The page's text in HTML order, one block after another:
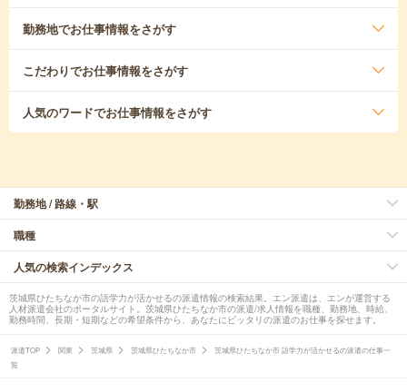
勤務地でお仕事情報をさがす
こだわりでお仕事情報をさがす
人気のワードでお仕事情報をさがす
勤務地 / 路線・駅
職種
人気の検索インデックス
茨城県ひたちなか市の語学力が活かせるの派遣情報の検索結果。エン派遣は、エンが運営する
人材派遣会社のポータルサイト。茨城県ひたちなか市の派遣/求人情報を職種、勤務地、時給、
勤務時間、長期・短期などの希望条件から、あなたにピッタリの派遣のお仕事を探せます。
派遣TOP 関東 茨城県 茨城県ひたちなか市
茨城県ひたちなか市 語学力が活かせるの派遣の仕事一
覧